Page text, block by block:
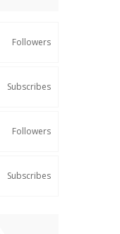
Followers
Subscribes
Followers
Subscribes